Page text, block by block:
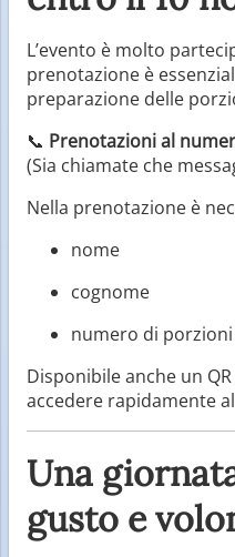
L’evento è molto
prenotazione è
preparazione delle
📞 Prenotazioni al
(Sia chiamate che
Nella prenotazione è
nome
cognome
numero di
Disponibile anche un
accedere rapidamente
Una
gusto e